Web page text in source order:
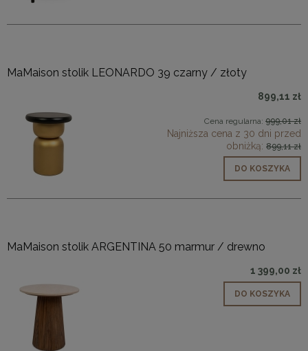
MaMaison stolik LEONARDO 39 czarny / złoty
899,11 zł
Cena regularna: 999,01 zł
Najniższa cena z 30 dni przed
obniżką: 899,11 zł
DO KOSZYKA
MaMaison stolik ARGENTINA 50 marmur / drewno
1 399,00 zł
DO KOSZYKA